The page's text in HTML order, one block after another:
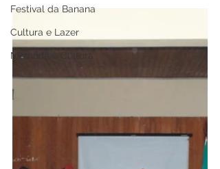
Festival da Banana
Cultura e Lazer
Memória e Cultura